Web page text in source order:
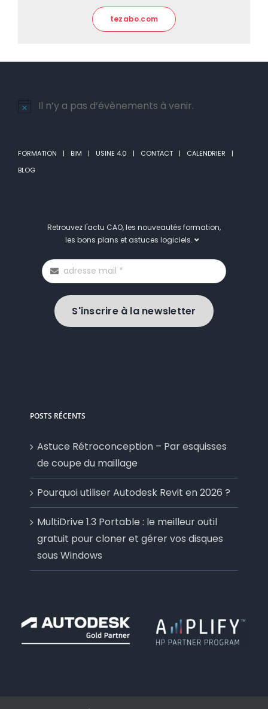
tezabo.com
Notice
Il n’y a pas d’évènements à venir.
FORMATION BIM USINE 4.0 CONTACT
CALENDRIER
BLOG
Retrouvez l'actu CAO, les nouveautés formation,
les bons plans et astuces logiciels.
S'inscrire à la newsletter
POSTS RÉCENTS
Astuce Rétroconception – Par esquisses
de coupe du maillage
Pourquoi utiliser Autodesk Revit en 2026 ?
MultiDrive 1.3 Portable : le meilleur outil
gratuit pour cloner et gérer vos disques
sous Windows